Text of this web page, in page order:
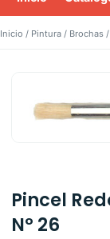
Inicio / Pintura / Brochas
Pincel
Nº 26